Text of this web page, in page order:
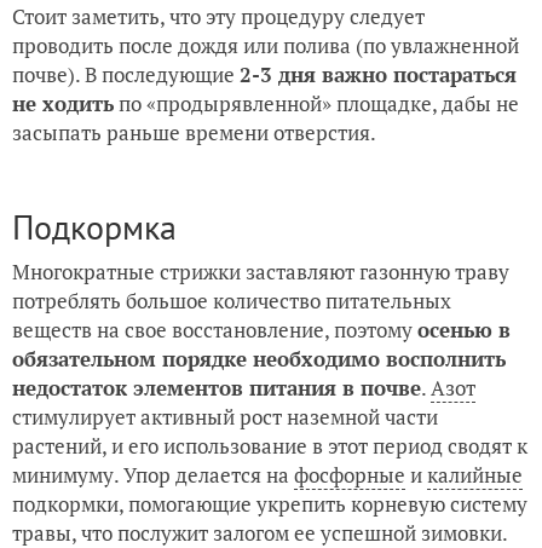
Стоит заметить, что эту процедуру следует
проводить после дождя или полива (по увлажненной
почве). В последующие 2-3 дня важно постараться
не ходитьпо «продырявленной» площадке, дабы не
засыпать раньше времени отверстия.
Подкормка
Многократные стрижки заставляют газонную траву
потреблять большое количество питательных
веществ на свое восстановление, поэтомуосенью в
обязательном порядке необходимо восполнить
недостаток элементов питания в почве.Азот
стимулирует активный рост наземной части
растений, и его использование в этот период сводят к
минимуму. Упор делается на фосфорные икалийные
подкормки, помогающие укрепить корневую систему
травы, что послужит залогом ее успешной зимовки.